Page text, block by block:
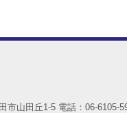
市山田丘1-5 電話：06-6105-